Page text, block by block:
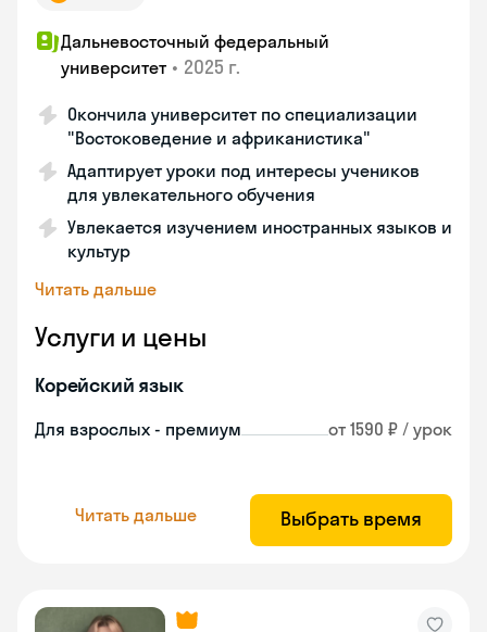
Дальневосточный федеральный
университет • 2025 г.
Окончила университет по специализации
"Востоковедение и африканистика"
Адаптирует уроки под интересы учеников
для увлекательного обучения
Увлекается изучением иностранных языков и
культур
Читать дальше
Услуги и цены
Корейский язык
Для взрослых - премиум от 1590 ₽ / урок
Читать дальше Выбрать время